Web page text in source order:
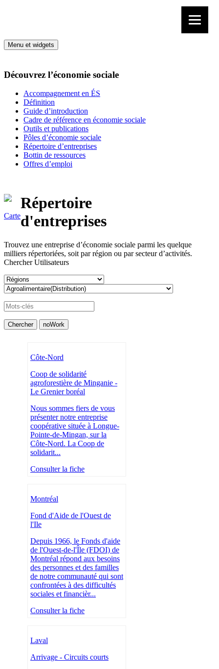
Menu et widgets
Découvrez l’économie sociale
Accompagnement en ÉS
Définition
Guide d’introduction
Cadre de référence en économie sociale
Outils et publications
Pôles d’économie sociale
Répertoire d’entreprises
Bottin de ressources
Offres d’emploi
Carte
Répertoire
d'entreprises
Trouvez une entreprise d’économie sociale parmi les quelque
milliers répertoriées, soit par région ou par secteur d’activités.
Chercher Utilisateurs
Côte-Nord
Coop de solidarité
agroforestière de Minganie -
Le Grenier boréal
Nous sommes fiers de vous
présenter notre entreprise
coopérative située à Longue-
Pointe-de-Mingan, sur la
Côte-Nord. La Coop de
solidarit...
Consulter la fiche
Montréal
Fond d'Aide de l'Ouest de
l'Ile
Depuis 1966, le Fonds d'aide
de l'Ouest-de-l'Île (FDOI) de
Montréal répond aux besoins
des personnes et des familles
de notre communauté qui sont
confrontées à des difficultés
sociales et financièr...
Consulter la fiche
Laval
Arrivage - Circuits courts